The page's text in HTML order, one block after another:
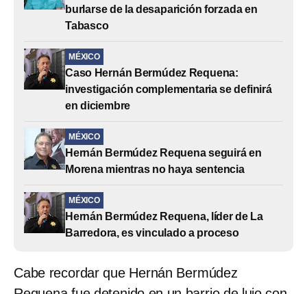
burlarse de la desaparición forzada en
Tabasco
MÉXICO
Caso Hernán Bermúdez Requena:
investigación complementaria se definirá
en diciembre
MÉXICO
Hernán Bermúdez Requena seguirá en
Morena mientras no haya sentencia
MÉXICO
Hernán Bermúdez Requena, líder de La
Barredora, es vinculado a proceso
Cabe recordar que Hernán Bermúdez